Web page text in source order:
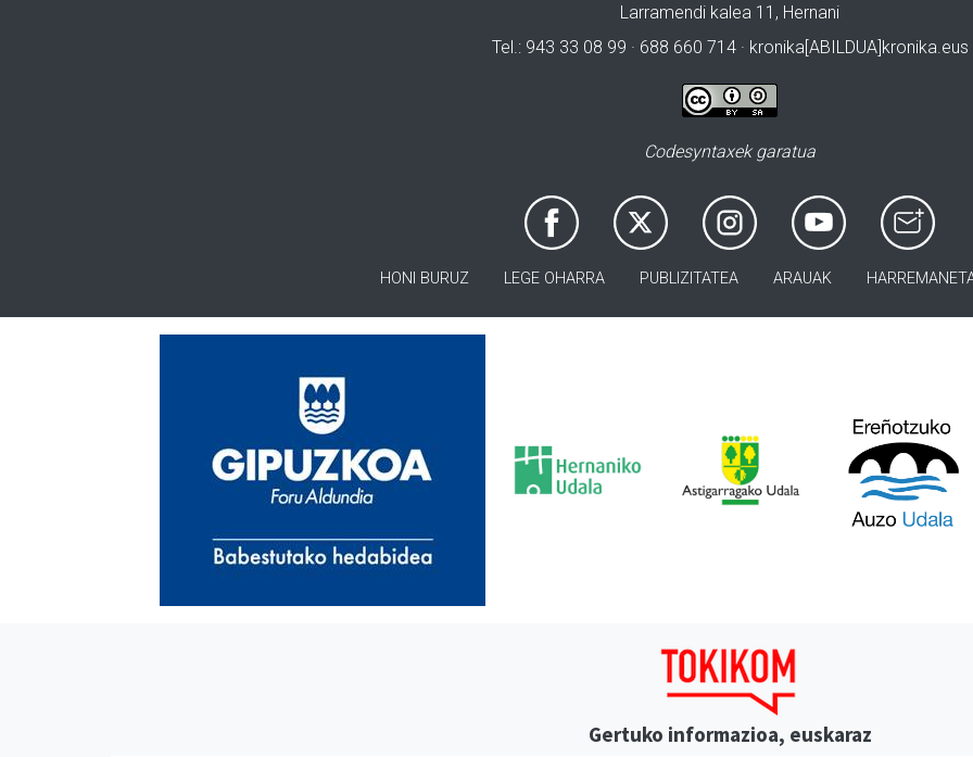
Larramendi kalea 11, Hernani
Tel.: 943 33 08 99 · 688 660 714 · kronika[ABILDUA]kronika.eus
Codesyntaxek garatua
HONI BURUZ LEGE OHARRA PUBLIZITATEA ARAUAK
Gertuko informazioa, euskaraz